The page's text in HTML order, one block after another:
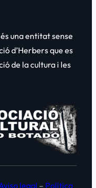
és una entitat sense
d’Herbers que es
de la cultura i les
legal – Política